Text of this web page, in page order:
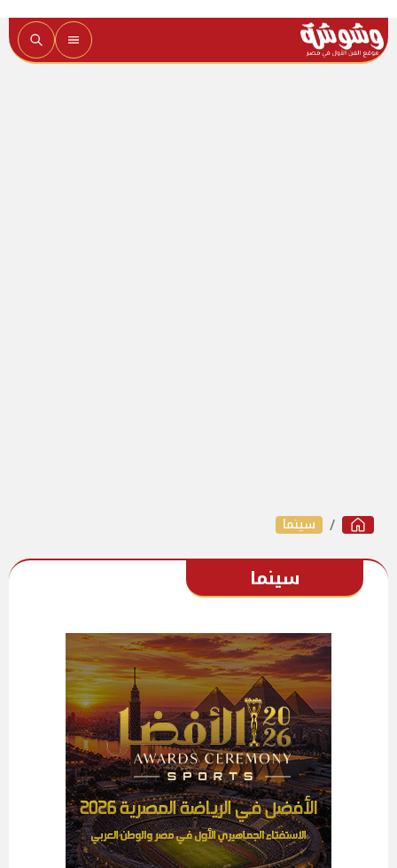
سينما
سينما